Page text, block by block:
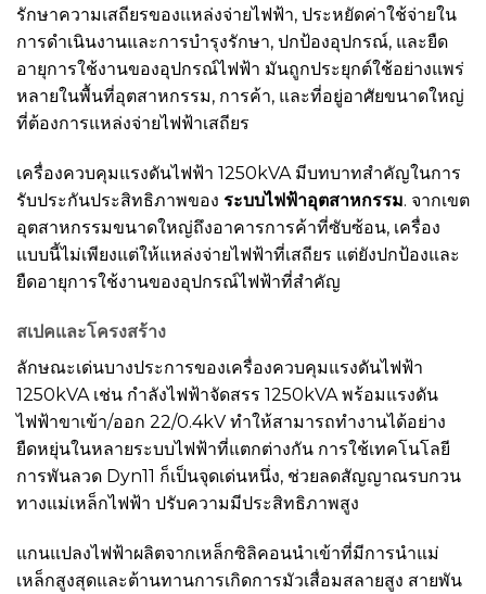
รักษาความเสถียรของแหล่งจ่ายไฟฟ้า, ประหยัดค่าใช้จ่ายใน
การดำเนินงานและการบำรุงรักษา, ปกป้องอุปกรณ์, และยืด
อายุการใช้งานของอุปกรณ์ไฟฟ้า มันถูกประยุกต์ใช้อย่างแพร่
หลายในพื้นที่อุตสาหกรรม, การค้า, และที่อยู่อาศัยขนาดใหญ่
ที่ต้องการแหล่งจ่ายไฟฟ้าเสถียร
เครื่องควบคุมแรงดันไฟฟ้า 1250kVA มีบทบาทสำคัญในการ
รับประกันประสิทธิภาพของ ระบบไฟฟ้าอุตสาหกรรม. จากเขต
อุตสาหกรรมขนาดใหญ่ถึงอาคารการค้าที่ซับซ้อน, เครื่อง
แบบนี้ไม่เพียงแต่ให้แหล่งจ่ายไฟฟ้าที่เสถียร แต่ยังปกป้องและ
ยืดอายุการใช้งานของอุปกรณ์ไฟฟ้าที่สำคัญ
สเปคและโครงสร้าง
ลักษณะเด่นบางประการของเครื่องควบคุมแรงดันไฟฟ้า
1250kVA เช่น กำลังไฟฟ้าจัดสรร 1250kVA พร้อมแรงดัน
ไฟฟ้าขาเข้า/ออก 22/0.4kV ทำให้สามารถทำงานได้อย่าง
ยืดหยุ่นในหลายระบบไฟฟ้าที่แตกต่างกัน การใช้เทคโนโลยี
การพันลวด Dyn11 ก็เป็นจุดเด่นหนึ่ง, ช่วยลดสัญญาณรบกวน
ทางแม่เหล็กไฟฟ้า ปรับความมีประสิทธิภาพสูง
แกนแปลงไฟฟ้าผลิตจากเหล็กซิลิคอนนำเข้าที่มีการนำแม่
เหล็กสูงสุดและต้านทานการเกิดการมัวเสื่อมสลายสูง สายพัน